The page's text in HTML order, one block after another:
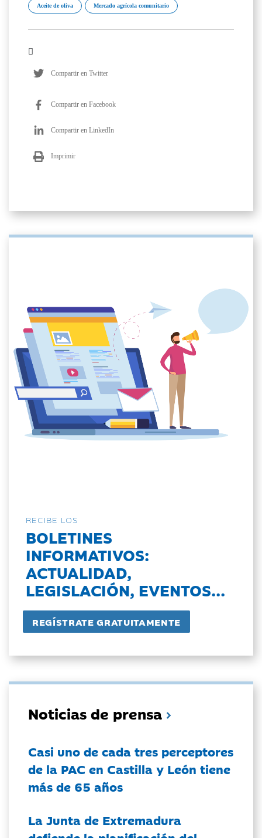
Aceite de oliva Mercado agrícola comunitario
Compartir en Twitter
Compartir en Facebook
Compartir en LinkedIn
Imprimir
RECIBE LOS
BOLETINES
INFORMATIVOS:
ACTUALIDAD,
LEGISLACIÓN, EVENTOS...
Noticias de prensa
Casi uno de cada tres perceptores
de la PAC en Castilla y León tiene
más de 65 años
La Junta de Extremadura